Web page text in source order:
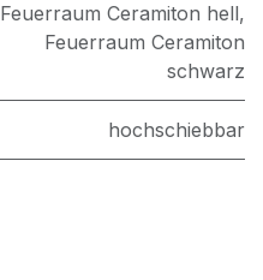
Feuerraum Ceramiton hell,
Feuerraum Ceramiton
schwarz
hochschiebbar